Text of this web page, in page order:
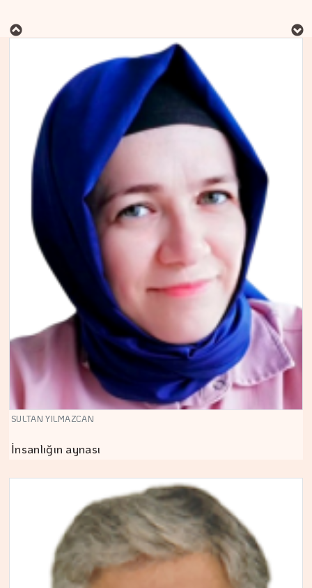
SULTAN YILMAZCAN
İnsanlığın aynası